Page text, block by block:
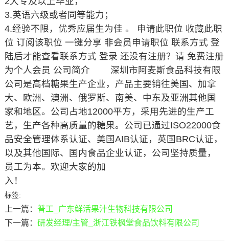
3.英语六级或者同等能力；
4.经验不限，优秀应届生为佳 。 申请此职位 收藏此职
位 订阅该职位 一键分享 非会员申请职位 联系方式 登
陆后才能查看联系方式 登录 还没有注册？请 免费注册
为个人会员 公司简介
深圳市阿麦斯食品科技有限
公司是高档糖果生产企业，产品主要销往美国、加拿
大、欧洲、澳洲、俄罗斯、南美、中东及亚洲其他国
家和地区。公司占地12000平方，采用先进的生产工
艺，生产各种高质量的糖果。公司已通过ISO22000食
品安全管理体系认证、美国AIB认证，英国BRC认证，
以及其他国际、国内食品企业认证，公司坚持质量，
员工为本。欢迎大家的加
入！
标签:
上一篇： 普工_广东鲜活果汁生物科技有限公司
下一篇： 研发经理/主管_浙江铁枫堂食品饮料有限公司